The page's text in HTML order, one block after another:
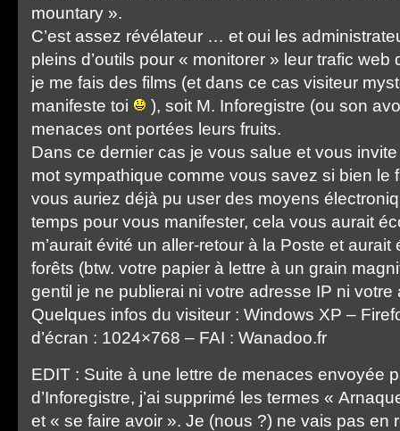
mountary ».
C’est assez révélateur … et oui les
pleins d’outils pour « monitorer » leur trafic web
je me fais des films (et dans ce cas visiteur
manifeste toi
), soit M. Inforegistre (ou son
menaces ont portées leurs fruits.
Dans ce dernier cas je vous salue et vous
mot sympathique comme vous savez si bien le
vous auriez déjà pu user des moyens
temps pour vous manifester, cela vous aurait
m’aurait évité un aller-retour à la Poste et
forêts (btw. votre papier à lettre à un grain
gentil je ne publierai ni votre adresse IP ni votre
Quelques infos du visiteur : Windows XP –
d’écran : 1024×768 – FAI : Wanadoo.fr
EDIT : Suite à une lettre de menaces envoyée
d’Inforegistre, j’ai supprimé les termes «
et « se faire avoir ». Je (nous ?) ne vais pas en